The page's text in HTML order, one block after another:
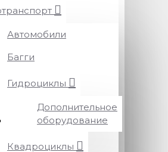
Автомобили
Багги
Гидроциклы
Дополнительное
оборудование
Квадроциклы